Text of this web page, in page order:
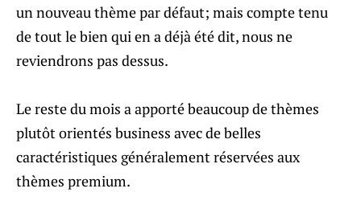
un nouveau thème par défaut; mais compte tenu
de tout le bien qui en a déjà été dit, nous ne
reviendrons pas dessus.
Le reste du mois a apporté beaucoup de thèmes
plutôt orientés business avec de belles
caractéristiques généralement réservées aux
thèmes premium.